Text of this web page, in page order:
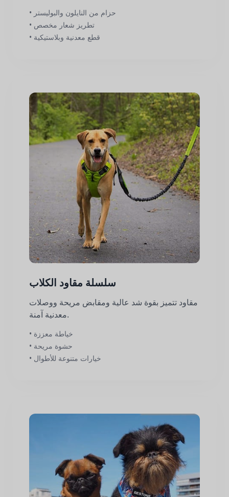
• حزام من النايلون والبوليستر
• تطريز شعار مخصص
• قطع معدنية وبلاستيكية
سلسلة مقاود الكلاب
مقاود تتميز بقوة شد عالية ومقابض مريحة ووصلات
معدنية آمنة.
• خياطة معززة
• حشوة مريحة
• خيارات متنوعة للأطوال